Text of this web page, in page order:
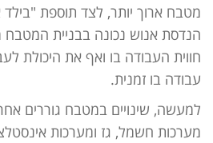
מטבח ארוך יותר, לצד תוספת "בילד
הנדסת אנוש נכונה בבניית
חווית העבודה בו ואף את היכולת
עבודה בו זמנית.
למעשה, שינויים במטבח גוררים
מערכות חשמל, גז ומערכות